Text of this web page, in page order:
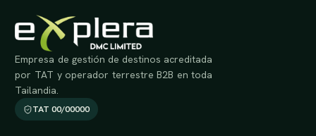
Empresa de gestión de destinos acreditada
por TAT y operador terrestre B2B en toda
Tailandia.
TAT 00/00000